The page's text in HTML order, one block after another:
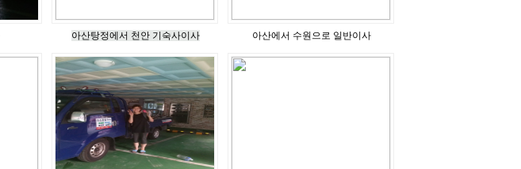
아산탕정에서 천안 기숙사이사 아산에서 수원으로 일반이사